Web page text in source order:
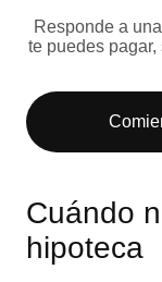
Responde a
te puedes
Cuándo
hipoteca